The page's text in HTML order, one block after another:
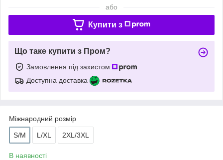
або
Купити з
Що таке купити з Пром?
Замовлення під захистом
Доступна доставка
Міжнародний розмір
S/M L/XL 2XL/3XL
В наявності